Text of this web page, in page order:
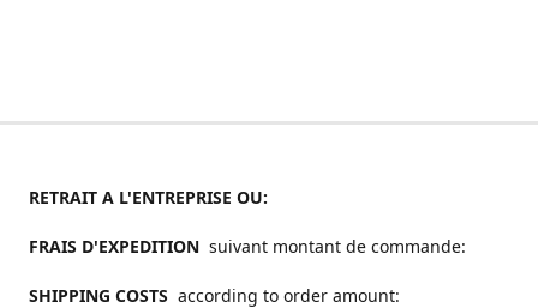
RETRAIT A L'ENTREPRISE OU:
FRAIS D'EXPEDITION suivant montant de commande:
SHIPPING COSTS according to order amount: